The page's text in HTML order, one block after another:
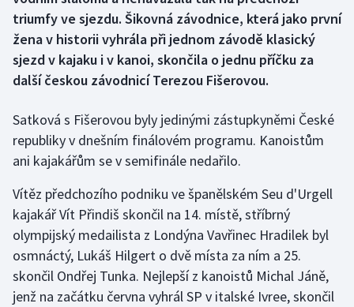
Curling
Dostihy
Golf
Gymnastika
Házená
Jezdectví
triumfy ve sjezdu. Šikovná závodnice, která jako první
žena v historii vyhrála při jednom závodě klasický
sjezd v kajaku i v kanoi, skončila o jednu příčku za
další českou závodnicí Terezou Fišerovou.
Satková s Fišerovou byly jedinými zástupkyněmi České
republiky v dnešním finálovém programu. Kanoistům
ani kajakářům se v semifinále nedařilo.
Vítěz předchozího podniku ve španělském Seu d'Urgell
kajakář Vít Přindiš skončil na 14. místě, stříbrný
olympijský medailista z Londýna Vavřinec Hradilek byl
osmnáctý, Lukáš Hilgert o dvě místa za ním a 25.
skončil Ondřej Tunka. Nejlepší z kanoistů Michal Jáně,
jenž na začátku června vyhrál SP v italské Ivree, skončil